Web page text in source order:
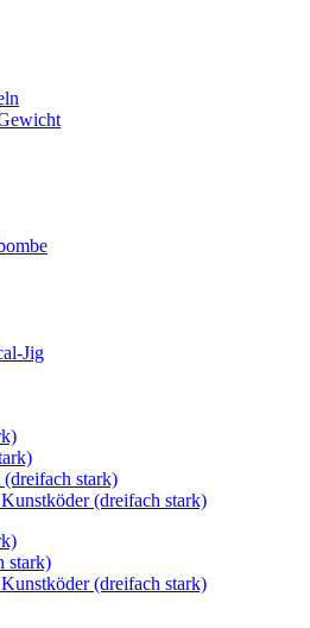
Jig
stark)
(dreifach stark)
stark)
(dreifach stark)